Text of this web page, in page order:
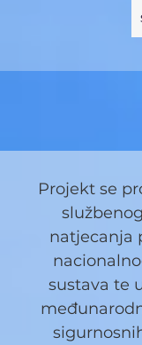
Projekt se
natjecanja
sustava te